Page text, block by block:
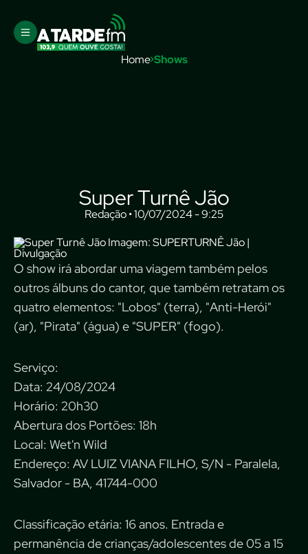
Home Shows
Super Turnê Jão
Redação • 10/07/2024 - 9:25
Imagem: SUPERTURNÊ Jão |
Divulgação
O show irá abordar uma viagem também pelos
outros álbuns do cantor, que também retratam os
quatro elementos: "Lobos" (terra), "Anti-Herói"
(ar), "Pirata" (água) e "SUPER" (fogo).
Serviço:
Data: 24/08/2024
Horário: 20h30
Abertura dos Portões: 18h
Local: Wet'n Wild
Endereço: AV LUIZ VIANA FILHO, S/N - Paralela,
Salvador - BA, 41744-000
Classificação etária: 16 anos. Entrada e
permanência de crianças/adolescentes de 05 a 15